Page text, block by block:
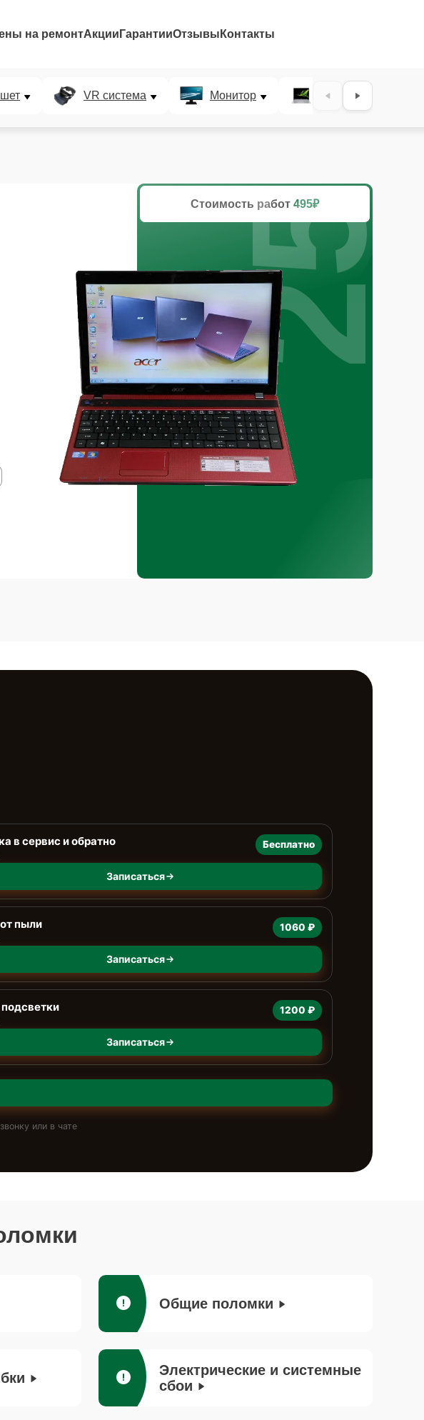
на ремонтАкции ГарантииОтзывы Контакты
VR система Монитор Ультрабук
Стоимость работ 495₽
25%
в сервис и обратно Бесплатно
Записаться
пыли 1060 ₽
Записаться
1200 ₽
Записаться
или в чате
Общие поломки
Электрические и системные
сбои